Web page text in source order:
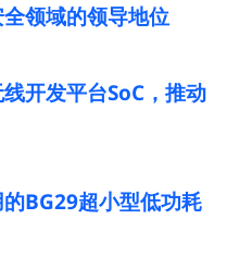
领域的领导地位
开发平台SoC，推动
BG29超小型低功耗